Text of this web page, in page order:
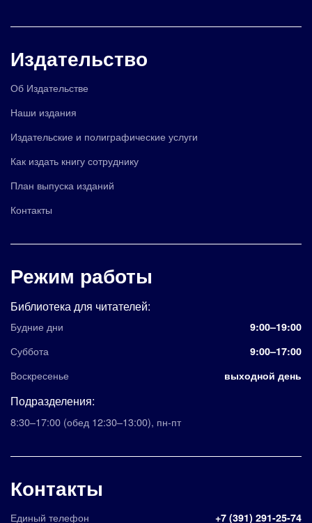
Издательство
Об Издательстве
Наши издания
Издательские и полиграфические услуги
Как издать книгу сотруднику
План выпуска изданий
Контакты
Режим работы
Библиотека для читателей:
Будние дни 9:00–19:00
Суббота 9:00–17:00
Воскресенье выходной день
Подразделения:
8:30–17:00 (обед 12:30–13:00), пн-пт
Контакты
Единый телефон +7 (391) 291-25-74